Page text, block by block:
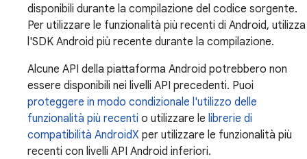
disponibili durante la compilazione del codice sorgente.
Per utilizzare le funzionalità più recenti di Android, utilizza
l'SDK Android più recente durante la compilazione.
Alcune API della piattaforma Android potrebbero non
essere disponibili nei livelli API precedenti. Puoi
proteggere in modo condizionale l'utilizzo delle
funzionalità più recenti o utilizzare le librerie di
compatibilità AndroidX per utilizzare le funzionalità più
recenti con livelli API Android inferiori.